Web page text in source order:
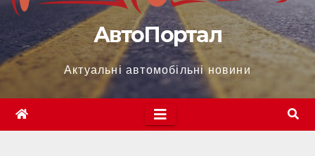
АвтоПортал
Актуальні автомобільні новини